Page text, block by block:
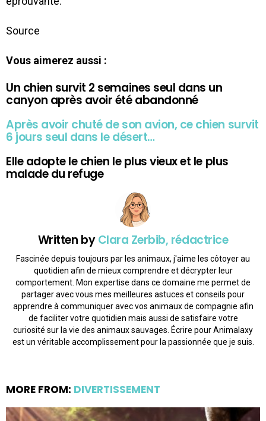
Source
Vous aimerez aussi :
Un chien survit 2 semaines seul dans un
canyon après avoir été abandonné
Après avoir chuté de son avion, ce chien survit
6 jours seul dans le désert…
Elle adopte le chien le plus vieux et le plus
malade du refuge
Written byClara Zerbib, rédactrice
Fascinée depuis toujours par les animaux, j'aime les côtoyer au
quotidien afin de mieux comprendre et décrypter leur
comportement. Mon expertise dans ce domaine me permet de
partager avec vous mes meilleures astuces et conseils pour
apprendre à communiquer avec vos animaux de compagnie afin
de faciliter votre quotidien mais aussi de satisfaire votre
curiosité sur la vie des animaux sauvages. Écrire pour Animalaxy
est un véritable accomplissement pour la passionnée que je suis.
MORE FROM: DIVERTISSEMENT